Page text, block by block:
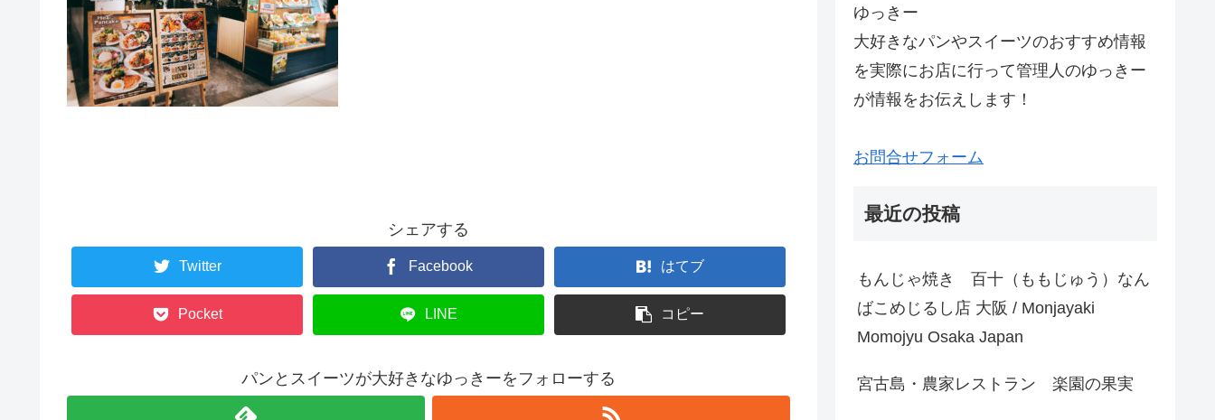
シェアする
Twitter Facebook はてブ
Pocket LINE コピー
パンとスイーツが大好きなゆっきーをフォローする
ゆっきー
大好きなパンやスイーツのおすすめ情報
を実際にお店に行って管理人のゆっきー
が情報をお伝えします！
お問合せフォーム
最近の投稿
もんじゃ焼き 百十（ももじゅう）なん
ばこめじるし店 大阪 / Monjayaki
Momojyu Osaka Japan
宮古島・農家レストラン 楽園の果実